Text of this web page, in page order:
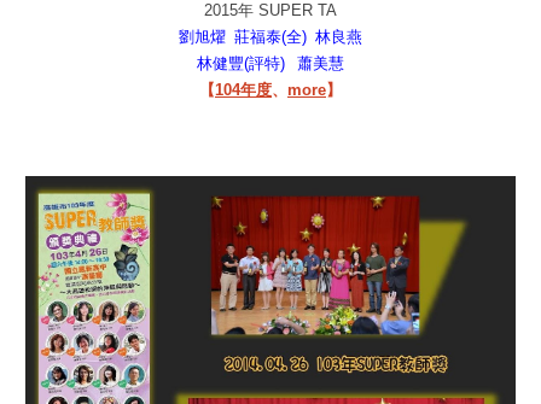
2015年 SUPER TA
劉旭燿 莊福泰(全) 林良燕
林健豐(評特)
蕭美慧
【104年度、 more】